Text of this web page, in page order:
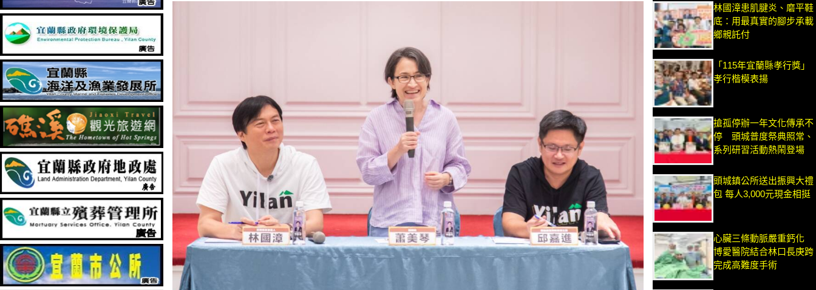
林國漳患肌腱炎、磨平鞋
底：用最真實的腳步承載
鄉親託付
「115年宜蘭縣孝行獎」
孝行楷模表揚
搶孤停辦一年文化傳承不
停 頭城普度祭典照常、
系列研習活動熱鬧登場
頭城鎮公所送出振興大禮
包 每人3,000元現金相挺
心臟三條動脈嚴重鈣化
博愛醫院結合林口長庚跨
完成高難度手術